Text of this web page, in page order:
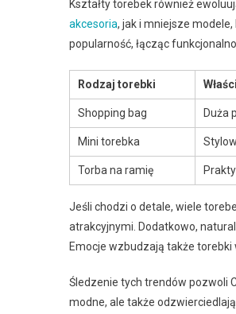
Kształty torebek również
akcesoria, jak i mniejsze
popularność, łącząc
Rodzaj torebki
Shopping bag Duża
Mini torebka
Torba na ramię
Jeśli chodzi o detale, wiele
atrakcyjnymi. Dodatkowo,
Emocje wzbudzają także torebki
Śledzenie tych trendów pozwoli
modne, ale także